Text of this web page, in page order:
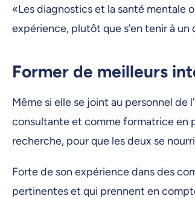
«Les diagnostics et la santé mentale
expérience, plutôt que s’en tenir à un
Former de meilleurs
Même si elle se joint au personnel
consultante et comme formatrice en
recherche, pour que les deux se
Forte de son expérience dans des
pertinentes et qui prennent en